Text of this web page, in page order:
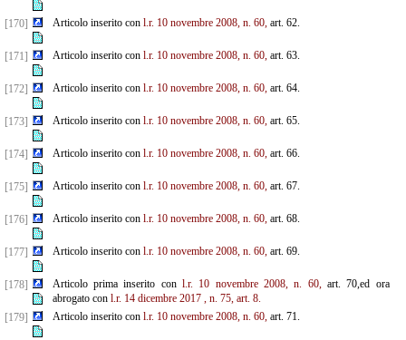
[170] Articolo inserito con l.r. 10 novembre 2008, n. 60,art. 62.
[171] Articolo inserito con l.r. 10 novembre 2008, n. 60,art. 63.
[172] Articolo inserito con l.r. 10 novembre 2008, n. 60,art. 64.
[173] Articolo inserito con l.r. 10 novembre 2008, n. 60,art. 65.
[174] Articolo inserito con l.r. 10 novembre 2008, n. 60,art. 66.
[175] Articolo inserito con l.r. 10 novembre 2008, n. 60,art. 67.
[176] Articolo inserito con l.r. 10 novembre 2008, n. 60,art. 68.
[177] Articolo inserito con l.r. 10 novembre 2008, n. 60,art. 69.
[178] Articolo prima inserito con l.r. 10 novembre 2008, n. 60,art. 70,ed ora
abrogato con l.r. 14 dicembre 2017 , n. 75, art. 8.
[179]
Articolo inserito con l.r. 10 novembre 2008, n. 60,art. 71.